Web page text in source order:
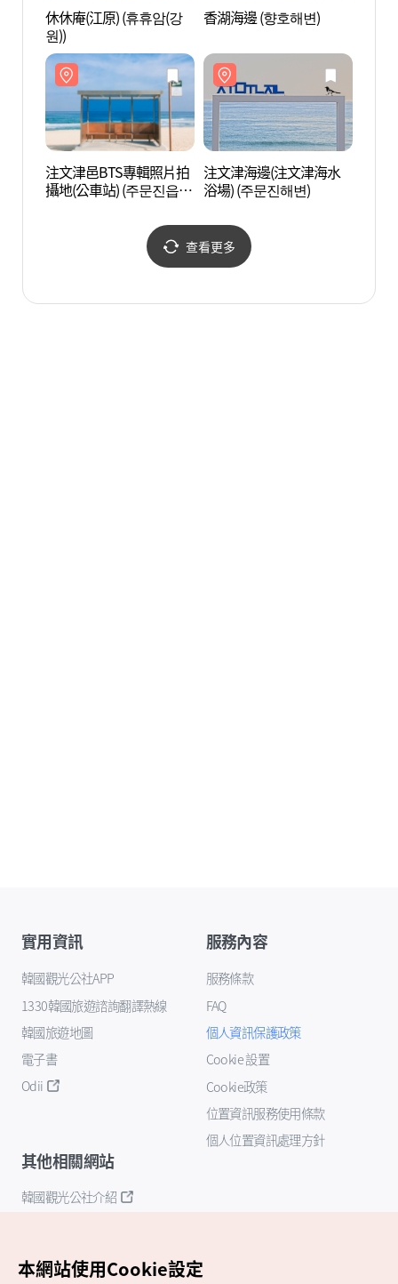
休休庵(江原) (휴휴암(강
원))
香湖海邊 (향호해변)
注文津邑BTS專輯照片拍
攝地(公車站) (주문진읍
注文津海邊(注文津海水
浴場) (주문진해변)
查看更多
實用資訊
韓國觀光公社APP
1330韓國旅遊諮詢翻譯熱線
韓國旅遊地圖
電子書
Odii
服務內容
服務條款
FAQ
個人資訊保護政策
Cookie 設置
Cookie政策
位置資訊服務使用條款
個人位置資訊處理方針
其他相關網站
韓國觀光公社介紹
本網站使用Cookie設定